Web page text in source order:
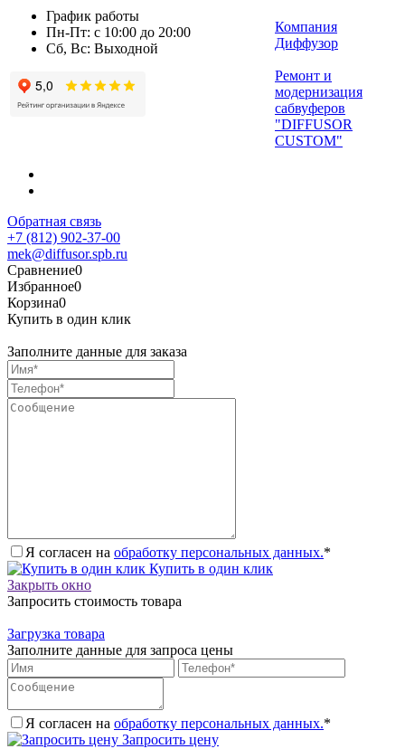
График работы
Пн-Пт: с 10:00 до 20:00
Сб, Вс: Выходной
Компания
Диффузор
Ремонт и
модернизация
сабвуферов
"DIFFUSOR
CUSTOM"
Обратная связь
+7 (812) 902-37-00
mek@diffusor.spb.ru
Сравнение0
Избранное0
Корзина0
Купить в один клик
Заполните данные для заказа
Я согласен на обработку персональных данных.*
Купить в один клик
Закрыть окно
Запросить стоимость товара
Загрузка товара
Заполните данные для запроса цены
Я согласен на обработку персональных данных.*
Запросить цену